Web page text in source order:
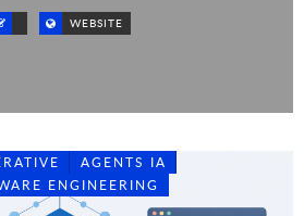
WEBSITE
AGENTS IA
ENGINEERING